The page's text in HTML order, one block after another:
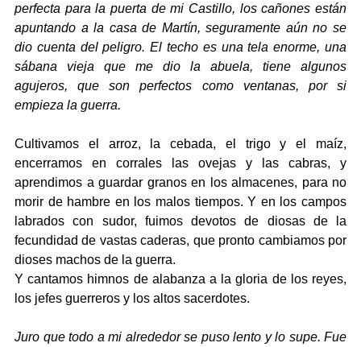
perfecta para la puerta de mi Castillo, los cañones están
apuntando a la casa de Martín, seguramente aún no se
dio cuenta del peligro. El techo es una tela enorme, una
sábana vieja que me dio la abuela, tiene algunos
agujeros, que son perfectos como ventanas, por si
empieza la guerra.
Cultivamos el arroz, la cebada, el trigo y el maíz,
encerramos en corrales las ovejas y las cabras, y
aprendimos a guardar granos en los almacenes, para no
morir de hambre en los malos tiempos. Y en los campos
labrados con sudor, fuimos devotos de diosas de la
fecundidad de vastas caderas, que pronto cambiamos por
dioses machos de la guerra.
Y cantamos himnos de alabanza a la gloria de los reyes,
los jefes guerreros y los altos sacerdotes.
Juro que todo a mi alrededor se puso lento y lo supe. Fue